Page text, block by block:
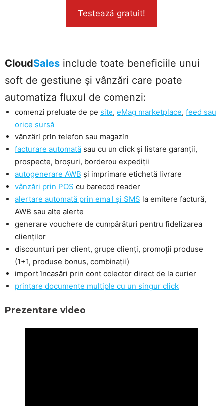
Testează gratuit!
CloudSales include toate beneficiile unui
soft de gestiune și vânzări care poate
automatiza fluxul de comenzi:
comenzi preluate de pe site, eMag marketplace, feed sau
orice sursă
vânzări prin telefon sau magazin
facturare automată sau cu un click și listare garanții,
prospecte, broșuri, borderou expediții
autogenerare AWB și imprimare etichetă livrare
vânzări prin POS cu barecod reader
alertare automată prin email și SMS la emitere factură,
AWB sau alte alerte
generare vouchere de cumpărături pentru fidelizarea
clienților
discounturi per client, grupe clienți, promoții produse
(1+1, produse bonus, combinații)
import încasări prin cont colector direct de la curier
printare documente multiple cu un singur click
Prezentare video